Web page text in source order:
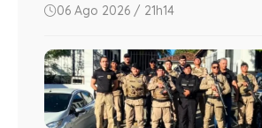
06 Ago 2026 / 21h14